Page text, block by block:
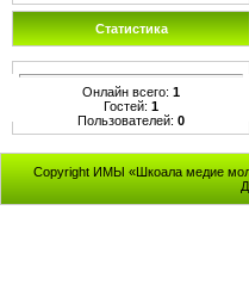
Статистика
Онлайн всего: 1
Гостей: 1
Пользователей: 0
Copyright ИМЫ «Шкоала медие